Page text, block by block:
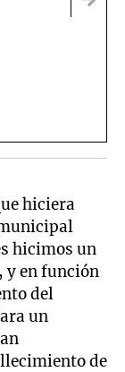
hiciera
hicimos un
y en función
del
un
de